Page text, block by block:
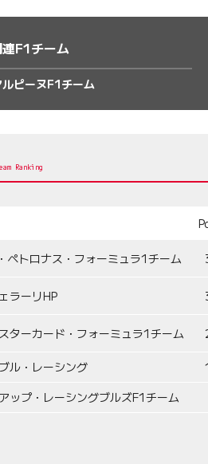
F1チーム
ピーヌF1チーム
Ranking
ペトロナス・フォーミュラ1チーム
ラーリHP
ターカード・フォーミュラ1チーム
ル・レーシング
ップ・レーシングブルズF1チーム